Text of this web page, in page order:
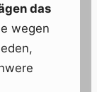
das
wegen